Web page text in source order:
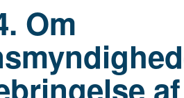
Om
af